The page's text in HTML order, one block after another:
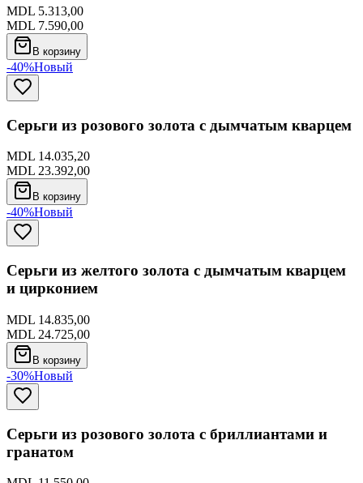
MDL 5.313,00
MDL 7.590,00
В корзину
-40%Новый
Серьги из розового золота с дымчатым кварцем
MDL 14.035,20
MDL 23.392,00
В корзину
-40%Новый
Серьги из желтого золота с дымчатым кварцем
и цирконием
MDL 14.835,00
MDL 24.725,00
В корзину
-30%Новый
Серьги из розового золота с бриллиантами и
гранатом